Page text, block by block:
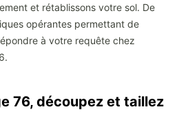
et rétablissons votre sol. De
opérantes permettant de
à votre requête chez
76, découpez et taillez